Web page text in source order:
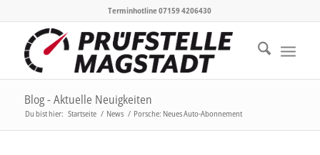
Terminhotline 07159 4206430
Blog - Aktuelle Neuigkeiten
Du bist hier: Startseite / News / Porsche: Neues Auto-Abonnement